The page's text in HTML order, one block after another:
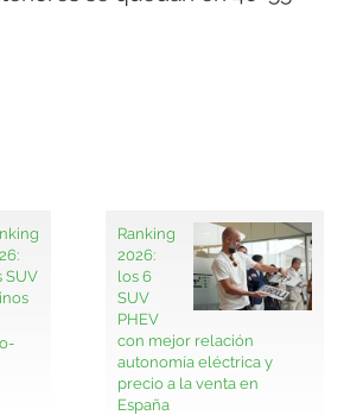
SUV
Ranking
2026:
los 6
SUV
PHEV
con mejor relación
autonomía eléctrica y
precio a la venta en
España